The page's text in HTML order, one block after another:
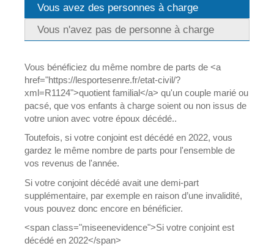
Vous avez des personnes à charge
Vous n'avez pas de personne à charge
Vous bénéficiez du même nombre de parts de <a
href="https://lesportesenre.fr/etat-civil/?
xml=R1124">quotient familial</a> qu'un couple marié ou
pacsé, que vos enfants à charge soient ou non issus de
votre union avec votre époux décédé..
Toutefois, si votre conjoint est décédé en 2022, vous
gardez le même nombre de parts pour l'ensemble de
vos revenus de l'année.
Si votre conjoint décédé avait une demi-part
supplémentaire, par exemple en raison d’une invalidité,
vous pouvez donc encore en bénéficier.
<span class="miseenevidence">Si votre conjoint est
décédé en 2022</span>